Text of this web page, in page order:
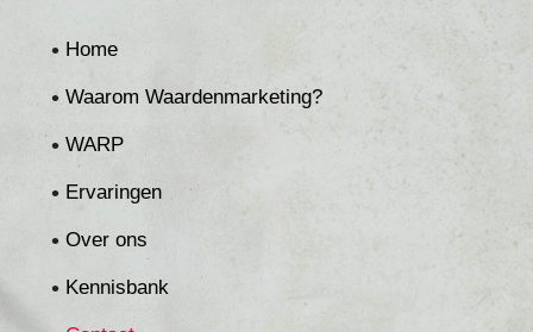
Home
Waarom Waardenmarketing?
WARP
Ervaringen
Over ons
Kennisbank